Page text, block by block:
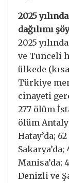
2025
dağılımı
2025
ve Tunceli
ülkede
Türkiye
cinayeti
277 ölüm
ölüm
Hatay’da;
Manisa’da;
Denizli ve